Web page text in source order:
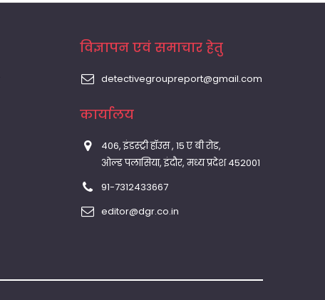
विज्ञापन एवं समाचार हेतु
detectivegroupreport@gmail.com
कार्यालय
406, इंडस्ट्री हॉउस , 15 ए बी रोड,
ओल्ड पलासिया, इंदौर, मध्य प्रदेश 452001
91-7312433667
editor@dgr.co.in